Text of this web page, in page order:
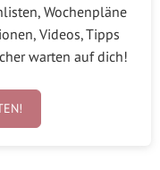
Wochenpläne
Videos, Tipps
warten auf dich!